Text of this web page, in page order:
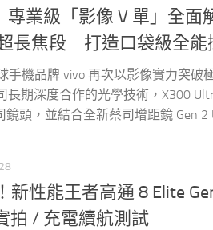
業級「影像 V 單」全面
長焦段 打造口袋級全能
手機品牌 vivo 再次以影像實力突破
長期深度合作的光學技術，X300
頭，並結合全新蔡司增距鏡 Gen 2
新性能王者高通 8 Elite
拍 / 充電續航測試